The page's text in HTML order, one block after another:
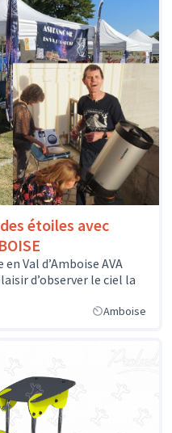
étoiles avec
Val d’Amboise AVA
d’observer le ciel la
Amboise